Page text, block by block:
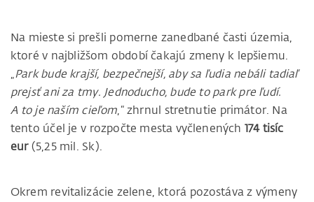
Na mieste si prešli pomerne zanedbané časti územia,
ktoré v najbližšom období čakajú zmeny k lepšiemu.
„Park bude krajší, bezpečnejší, aby sa ľudia nebáli tadiaľ
prejsť ani za tmy. Jednoducho, bude to park pre ľudí.
A to je naším cieľom,“ zhrnul stretnutie primátor. Na
tento účel je v rozpočte mesta vyčlenených 174 tisíc
eur(5,25 mil. Sk).
Okrem revitalizácie zelene, ktorá pozostáva z výmeny